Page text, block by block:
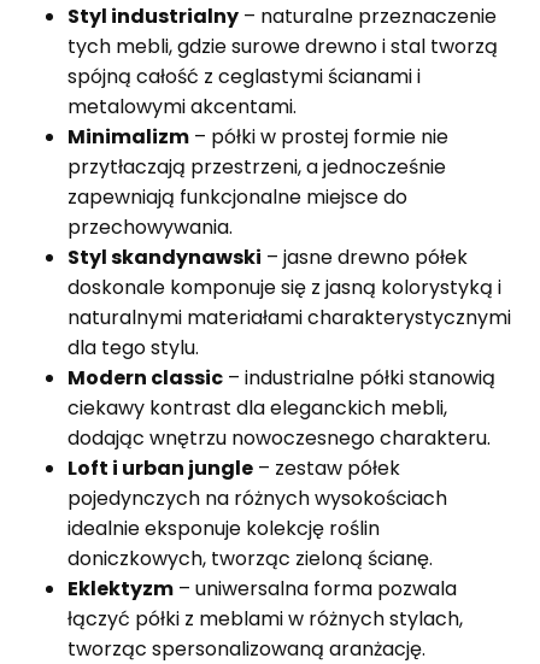
Styl industrialny – naturalne przeznaczenie
tych mebli, gdzie surowe drewno i stal tworzą
spójną całość z ceglastymi ścianami i
metalowymi akcentami.
Minimalizm – półki w prostej formie nie
przytłaczają przestrzeni, a jednocześnie
zapewniają funkcjonalne miejsce do
przechowywania.
Styl skandynawski – jasne drewno półek
doskonale komponuje się z jasną kolorystyką i
naturalnymi materiałami charakterystycznymi
dla tego stylu.
Modern classic – industrialne półki stanowią
ciekawy kontrast dla eleganckich mebli,
dodając wnętrzu nowoczesnego charakteru.
Loft i urban jungle – zestaw półek
pojedynczych na różnych wysokościach
idealnie eksponuje kolekcję roślin
doniczkowych, tworząc zieloną ścianę.
Eklektyzm – uniwersalna forma pozwala
łączyć półki z meblami w różnych stylach,
tworząc spersonalizowaną aranżację.